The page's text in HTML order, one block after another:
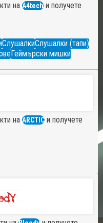
на A4tech и получете
СлушалкиСлушалки (тапи)
Геймърски мишки
на ARCTIC и получете